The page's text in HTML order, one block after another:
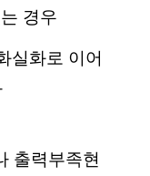
경우
실화로 이어
출력부족현